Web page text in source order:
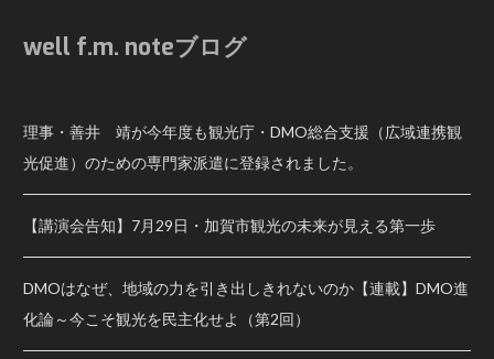
well f.m. noteブログ
理事・善井 靖が今年度も観光庁・DMO総合支援（広域連携観
光促進）のための専門家派遣に登録されました。
【講演会告知】7月29日・加賀市観光の未来が見える第一歩
DMOはなぜ、地域の力を引き出しきれないのか【連載】DMO進
化論～今こそ観光を民主化せよ（第2回）